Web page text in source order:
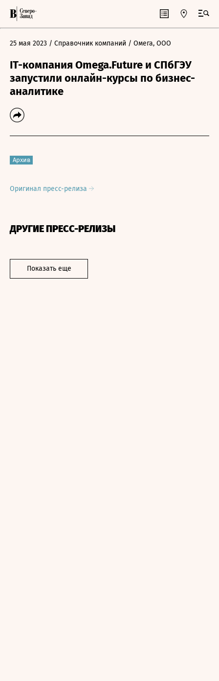
25 мая 2023 / Справочник компаний / Омега, ООО
IT-компания Omega.Future и СПбГЭУ
запустили онлайн-курсы по бизнес-
аналитике
Архив
Оригинал пресс-релиза
ДРУГИЕ ПРЕСС-РЕЛИЗЫ
Показать еще